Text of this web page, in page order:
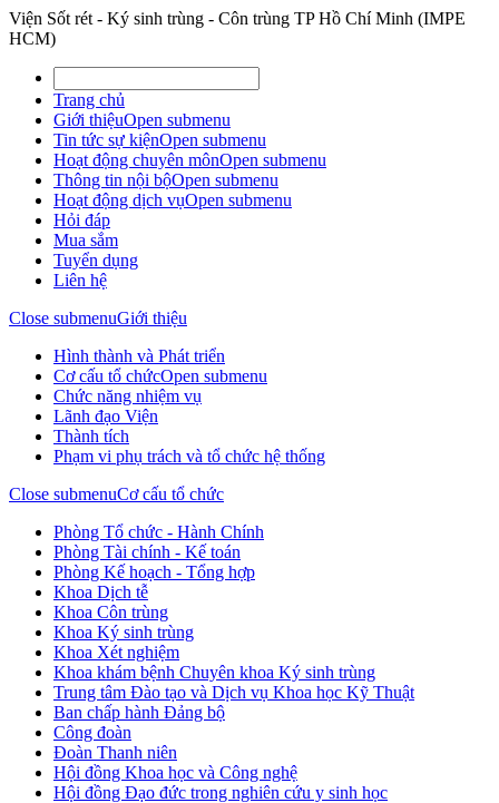
Viện Sốt rét - Ký sinh trùng - Côn trùng TP Hồ Chí Minh (IMPE
HCM)
Trang chủ
Giới thiệuOpen submenu
Tin tức sự kiệnOpen submenu
Hoạt động chuyên mônOpen submenu
Thông tin nội bộOpen submenu
Hoạt động dịch vụOpen submenu
Hỏi đáp
Mua sắm
Tuyển dụng
Liên hệ
Close submenuGiới thiệu
Hình thành và Phát triển
Cơ cấu tổ chứcOpen submenu
Chức năng nhiệm vụ
Lãnh đạo Viện
Thành tích
Phạm vi phụ trách và tổ chức hệ thống
Close submenuCơ cấu tổ chức
Phòng Tổ chức - Hành Chính
Phòng Tài chính - Kế toán
Phòng Kế hoạch - Tổng hợp
Khoa Dịch tễ
Khoa Côn trùng
Khoa Ký sinh trùng
Khoa Xét nghiệm
Khoa khám bệnh Chuyên khoa Ký sinh trùng
Trung tâm Đào tạo và Dịch vụ Khoa học Kỹ Thuật
Ban chấp hành Đảng bộ
Công đoàn
Đoàn Thanh niên
Hội đồng Khoa học và Công nghệ
Hội đồng Đạo đức trong nghiên cứu y sinh học